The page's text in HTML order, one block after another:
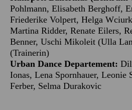
Pohlmann, Elisabeth Berghoff,
Friederike Volpert, Helga
Martina Ridder, Renate Eilers,
Benner, Uschi Mikoleit (Ulla
(Trainerin)
Urban Dance Departement:
Ionas, Lena Spornhauer, Leonie
Ferber, Selma Durakovic